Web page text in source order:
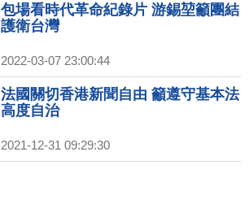
包場看時代革命紀錄片 游錫堃籲團結
護衛台灣
2022-03-07 23:00:44
法國關切香港新聞自由 籲遵守基本法
高度自治
2021-12-31 09:29:30